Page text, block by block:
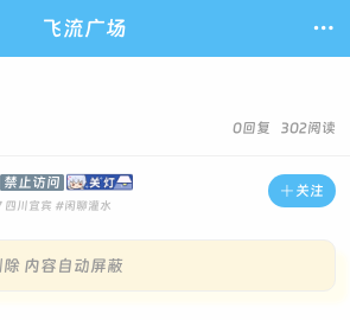
飞流广场 
0回复 302阅读
 关注
禁止访问
四川宜宾 #闲聊灌水
内容自动屏蔽